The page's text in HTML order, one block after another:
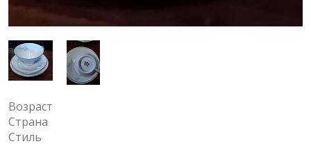
Возраст
Страна
Стиль